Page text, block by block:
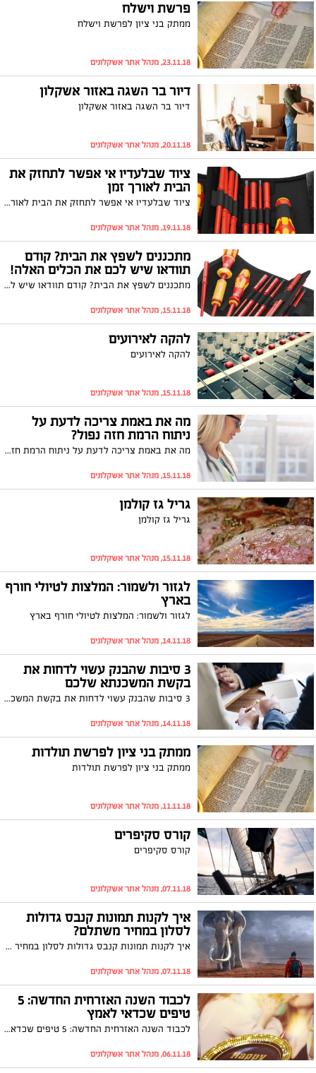
פרשת וישלח
ממתק בני ציון לפרשת וישלח
23.11.18, מנהל אתר אשקלונים
דיור בר השגה באזור אשקלון
דיור בר השגה באזור אשקלון
20.11.18, מנהל אתר אשקלונים
ציוד שבלעדיו אי אפשר לתחזק את
הבית לאורך זמן
ציוד שבלעדיו אי אפשר לתחזק את הבית לאורך זמן
19.11.18, מנהל אתר אשקלונים
מתכננים לשפץ את הבית? קודם
תוודאו שיש לכם את הכלים האלה!
מתכננים לשפץ את הבית? קודם תוודאו שיש לכם את הכלים האלה!
15.11.18, מנהל אתר אשקלונים
להקה לאירועים
להקה לאירועים
15.11.18, מנהל אתר אשקלונים
מה את באמת צריכה לדעת על
ניתוח הרמת חזה נפול?
מה את באמת צריכה לדעת על ניתוח הרמת חזה נפול?
15.11.18, מנהל אתר אשקלונים
גריל גז קולמן
גריל גז קולמן
15.11.18, מנהל אתר אשקלונים
לגזור ולשמור: המלצות לטיולי חורף
בארץ
לגזור ולשמור: המלצות לטיולי חורף בארץ
14.11.18, מנהל אתר אשקלונים
3 סיבות שהבנק עשוי לדחות את
בקשת המשכנתא שלכם
3 סיבות שהבנק עשוי לדחות את בקשת המשכנתא שלכם
14.11.18, מנהל אתר אשקלונים
ממתק בני ציון לפרשת תולדות
ממתק בני ציון לפרשת תולדות
11.11.18, מנהל אתר אשקלונים
קורס סקיפרים
קורס סקיפרים
07.11.18, מנהל אתר אשקלונים
איך לקנות תמונות קנבס גדולות
לסלון במחיר משתלם?
איך לקנות תמונות קנבס גדולות לסלון במחיר משתלם?
07.11.18, מנהל אתר אשקלונים
לכבוד השנה האזרחית החדשה: 5
טיפים שכדאי לאמץ
לכבוד השנה האזרחית החדשה: 5 טיפים שכדאי לאמץ
06.11.18, מנהל אתר אשקלונים